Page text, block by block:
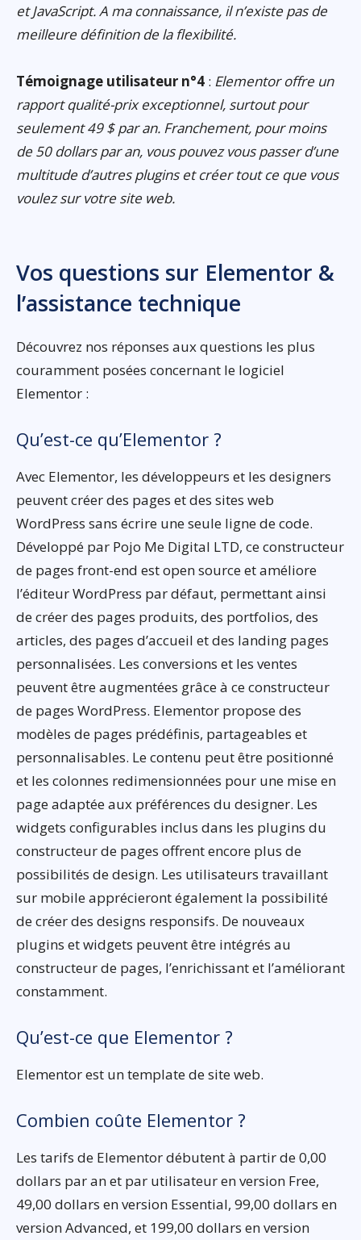
et JavaScript. A ma connaissance, il n’existe pas de
meilleure définition de la flexibilité.
Témoignage utilisateur n°4 : Elementor offre un
rapport qualité-prix exceptionnel, surtout pour
seulement 49 $ par an. Franchement, pour moins
de 50 dollars par an, vous pouvez vous passer d’une
multitude d’autres plugins et créer tout ce que vous
voulez sur votre site web.
Vos questions sur Elementor &
l’assistance technique
Découvrez nos réponses aux questions les plus
couramment posées concernant le logiciel
Elementor :
Qu’est-ce qu’Elementor ?
Avec Elementor, les développeurs et les designers
peuvent créer des pages et des sites web
WordPress sans écrire une seule ligne de code.
Développé par Pojo Me Digital LTD, ce constructeur
de pages front-end est open source et améliore
l’éditeur WordPress par défaut, permettant ainsi
de créer des pages produits, des portfolios, des
articles, des pages d’accueil et des landing pages
personnalisées. Les conversions et les ventes
peuvent être augmentées grâce à ce constructeur
de pages WordPress. Elementor propose des
modèles de pages prédéfinis, partageables et
personnalisables. Le contenu peut être positionné
et les colonnes redimensionnées pour une mise en
page adaptée aux préférences du designer. Les
widgets configurables inclus dans les plugins du
constructeur de pages offrent encore plus de
possibilités de design. Les utilisateurs travaillant
sur mobile apprécieront également la possibilité
de créer des designs responsifs. De nouveaux
plugins et widgets peuvent être intégrés au
constructeur de pages, l’enrichissant et l’améliorant
constamment.
Qu’est-ce que Elementor ?
Elementor est un template de site web.
Combien coûte Elementor ?
Les tarifs de Elementor débutent à partir de 0,00
dollars par an et par utilisateur en version Free,
49,00 dollars en version Essential, 99,00 dollars en
version Advanced, et 199,00 dollars en version